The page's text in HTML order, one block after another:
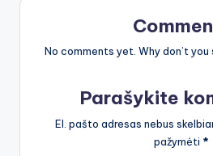
No comments yet. Why don’t
Parašykite
El. pašto adresas nebus
pažymėti *